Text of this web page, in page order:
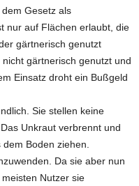
Gesetz als
nur auf Flächen erlaubt, die
gärtnerisch genutzt
gärtnerisch genutzt und
Einsatz droht ein Bußgeld
Sie stellen keine
Unkraut verbrennt und
Boden ziehen.
Da sie aber nun
Nutzer sie